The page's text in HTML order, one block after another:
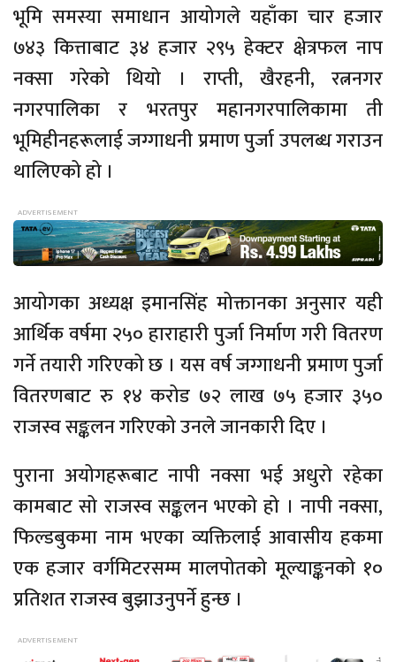
भूमि समस्या समाधान आयोगले यहाँका चार हजार
७४३ कित्ताबाट ३४ हजार २९५ हेक्टर क्षेत्रफल नाप
नक्सा गरेको थियो । राप्ती, खैरहनी, रत्ननगर
नगरपालिका र भरतपुर महानगरपालिकामा ती
भूमिहीनहरूलाई जग्गाधनी प्रमाण पुर्जा उपलब्ध गराउन
थालिएको हो ।
आयोगका अध्यक्ष इमानसिंह मोक्तानका अनुसार यही
आर्थिक वर्षमा २५० हाराहारी पुर्जा निर्माण गरी वितरण
गर्ने तयारी गरिएको छ । यस वर्ष जग्गाधनी प्रमाण पुर्जा
वितरणबाट रु १४ करोड ७२ लाख ७५ हजार ३५०
राजस्व सङ्कलन गरिएको उनले जानकारी दिए ।
पुराना अयोगहरूबाट नापी नक्सा भई अधुरो रहेका
कामबाट सो राजस्व सङ्कलन भएको हो । नापी नक्सा,
फिल्डबुकमा नाम भएका व्यक्तिलाई आवासीय हकमा
एक हजार वर्गमिटरसम्म मालपोतको मूल्याङ्कनको १०
प्रतिशत राजस्व बुझाउनुपर्ने हुन्छ ।